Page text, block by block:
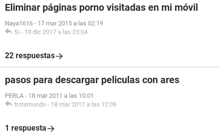
Eliminar páginas porno visitadas en mi móvil
Naya1616 - 17 mar 2015 a las 02:19
Si - 18 dic 2017 a las 23:04
22 respuestas
pasos para descargar peliculas con ares
PERLA - 18 mar 2011 a las 10:01
trotamundo - 18 mar 2011 a las 12:09
1 respuesta